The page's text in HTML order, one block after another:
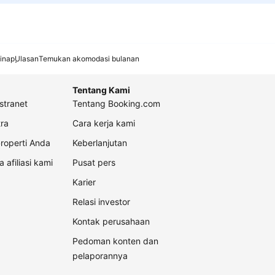
UlasanTemukan akomodasi bulanan
Anda
afiliasi kami
Tentang Kami
Tentang Booking.com
Cara kerja kami
Keberlanjutan
Pusat pers
Karier
Relasi investor
Kontak perusahaan
Pedoman konten dan
pelaporannya